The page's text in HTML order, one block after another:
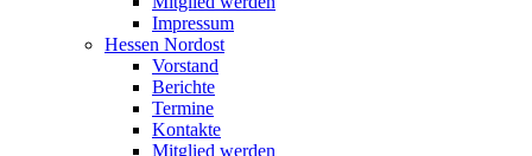
Impressum
Hessen Nordost
Vorstand
Berichte
Termine
Kontakte
Mitglied werden